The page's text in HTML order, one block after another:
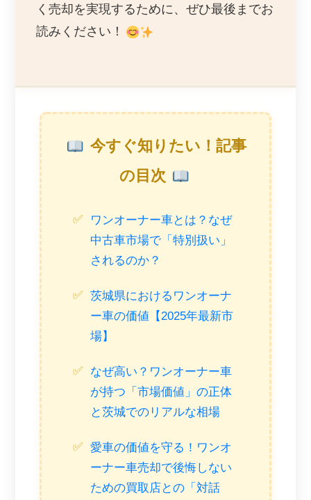
く売却を実現するために、ぜひ最後までお
読みください！
今すぐ知りたい！記事
の目次
ワンオーナー車とは？なぜ
中古車市場で「特別扱い」
されるのか？
茨城県におけるワンオーナ
ー車の価値【2025年最新市
場】
なぜ高い？ワンオーナー車
が持つ「市場価値」の正体
と茨城でのリアルな相場
愛車の価値を守る！ワンオ
ーナー車売却で後悔しない
ための買取店との「対話